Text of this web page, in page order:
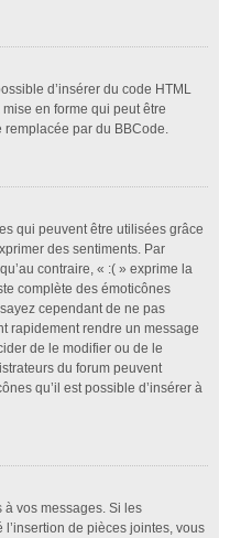
d’insérer du code HTML
en forme qui peut être
remplacée par du BBCode.
qui peuvent être utilisées grâce
des sentiments. Par
contraire, « :( » exprime la
complète des émoticônes
cependant de ne pas
rapidement rendre un message
de le modifier ou de le
du forum peuvent
qu’il est possible d’insérer à
vos messages. Si les
de pièces jointes, vous